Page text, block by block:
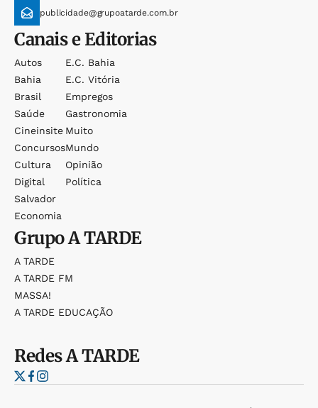
publicidade@grupoatarde.com.br
Canais e Editorias
Autos
Bahia
Brasil
Saúde
Cineinsite
Concursos
Cultura
Digital
Salvador
Economia
E.c. Bahia
E.c. Vitória
Empregos
Gastronomia
Muito
Mundo
Opinião
Política
GrupoA TARDE
A TARDE
A TARDE FM
MASSA!
A TARDE EDUCAÇÃO
RedesA TARDE